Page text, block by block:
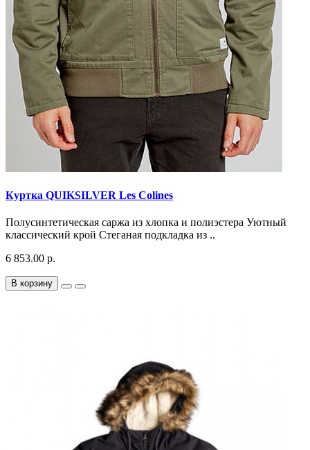
Куртка QUIKSILVER Les Colines
Полусинтетическая саржа из хлопка и полиэстера Уютный
классический крой Стеганая подкладка из ..
6 853.00 р.
В корзину